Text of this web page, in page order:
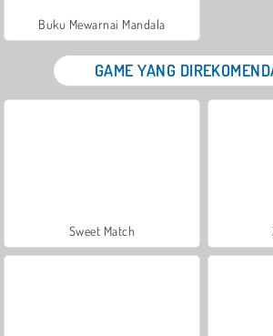
Buku Mewarnai Mandala
GAME YANG
Sweet Match